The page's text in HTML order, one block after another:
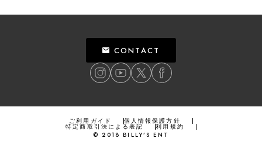
CONTACT
ご利用ガイド 個人情報保護方針
特定商取引法による表記
利用規約
© 2018 BILLY’S ENT